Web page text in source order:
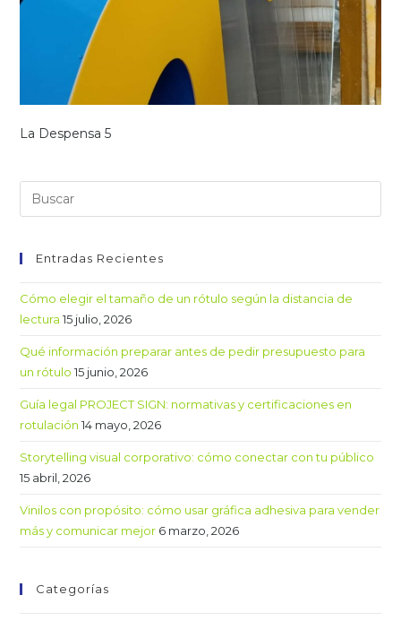
La Despensa 5
Entradas Recientes
Cómo elegir el tamaño de un rótulo según la distancia de
lectura 15 julio, 2026
Qué información preparar antes de pedir presupuesto para
un rótulo 15 junio, 2026
Guía legal PROJECT SIGN: normativas y certificaciones en
rotulación 14 mayo, 2026
Storytelling visual corporativo: cómo conectar con tu público
15 abril, 2026
Vinilos con propósito: cómo usar gráfica adhesiva para vender
más y comunicar mejor 6 marzo, 2026
Categorías